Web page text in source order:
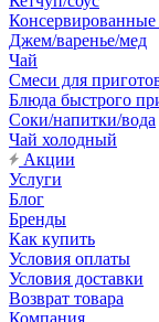
Джем/варенье/мед
Чай
Смеси для
Блюда быстрого
Соки/напитки/вода
Чай холодный
Акции
Услуги
Блог
Бренды
Как купить
Условия оплаты
Условия доставки
Возврат товара
Компания